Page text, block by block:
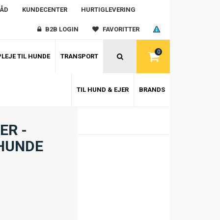
KUNDECENTER HURTIGLEVERING
B2B LOGIN FAVORITTER
0
TIL HUNDE TRANSPORT
TIL HUND & EJER BRANDS
-